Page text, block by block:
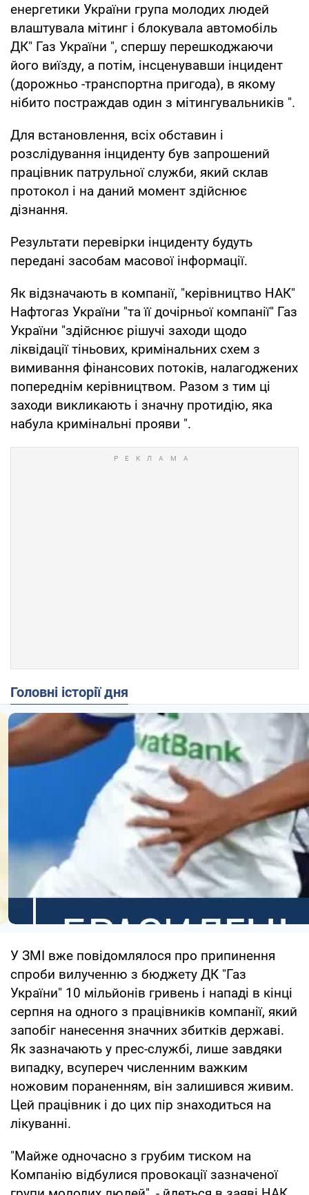
енергетики України група молодих людей
влаштувала мітинг і блокувала автомобіль
ДК" Газ України ", спершу перешкоджаючи
його виїзду, а потім, інсценувавши інцидент
(дорожньо -транспортна пригода), в якому
нібито постраждав один з мітингувальників ".
Для встановлення, всіх обставин і
розслідування інциденту був запрошений
працівник патрульної служби, який склав
протокол і на даний момент здійснює
дізнання.
Результати перевірки інциденту будуть
передані засобам масової інформації.
Як відзначають в компанії, "керівництво НАК"
Нафтогаз України "та її дочірньої компанії" Газ
України "здійснює рішучі заходи щодо
ліквідації тіньових, кримінальних схем з
вимивання фінансових потоків, налагоджених
попереднім керівництвом. Разом з тим ці
заходи викликають і значну протидію, яка
набула кримінальні прояви ".
Головні історії дня
У ЗМІ вже повідомлялося про припинення
спроби вилученню з бюджету ДК "Газ
України" 10 мільйонів гривень і нападі в кінці
серпня на одного з працівників компанії, який
запобіг нанесення значних збитків державі.
Як зазначають у прес-службі, лише завдяки
випадку, всупереч численним важким
ножовим пораненням, він залишився живим.
Цей працівник і до цих пір знаходиться на
лікуванні.
"Майже одночасно з грубим тиском на
Компанію відбулися провокації зазначеної